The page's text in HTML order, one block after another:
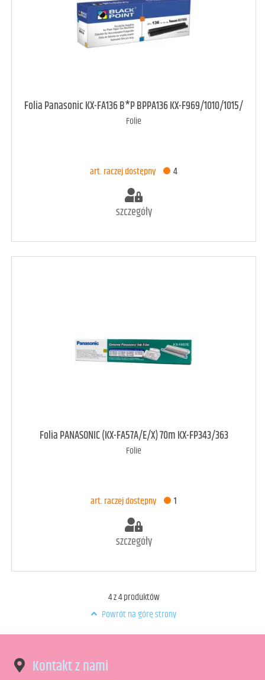
art. raczej dostępny 3
Folia Panasonic KX-FA136 B*P BPPA136 KX-F969/1010/1015/
Folie
art. raczej dostępny 4
szczegóły
art. raczej dostępny 4
Folia PANASONIC (KX-FA57A/E/X) 70m KX-FP343/363
Folie
art. raczej dostępny 1
szczegóły
4z4produktów
Powrót na górę strony
Kontakt z nami